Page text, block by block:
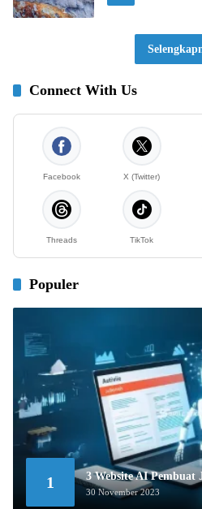
Connect With Us
Facebook X (Twitter)
Threads TikTok
Populer
1 3 Website AI
30 November 2023